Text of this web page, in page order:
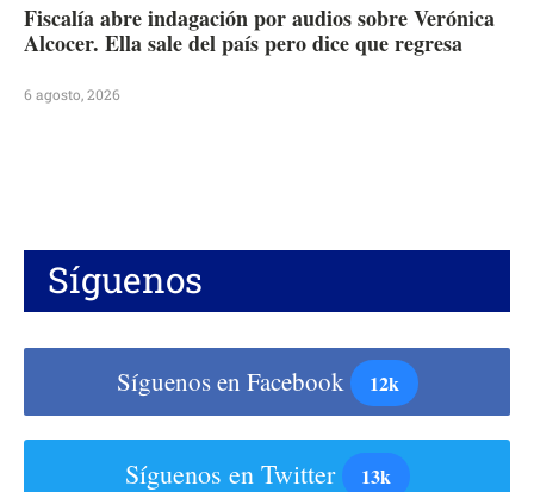
Fiscalía abre indagación por audios sobre Verónica
Alcocer. Ella sale del país pero dice que regresa
6 agosto, 2026
Síguenos
Síguenos en Facebook 12k
Síguenos en Twitter 13k